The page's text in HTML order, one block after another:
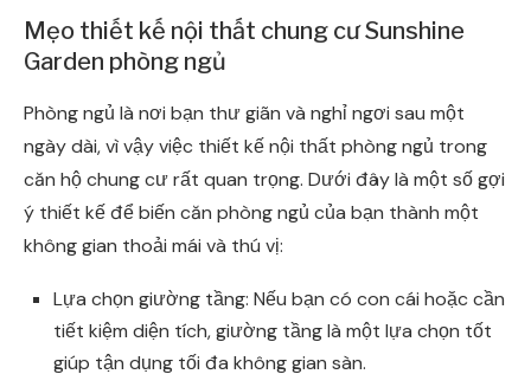
Mẹo thiết kế nội thất chung cư Sunshine
Garden phòng ngủ
Phòng ngủ là nơi bạn thư giãn và nghỉ ngơi sau một
ngày dài, vì vậy việc thiết kế nội thất phòng ngủ trong
căn hộ chung cư rất quan trọng. Dưới đây là một số gợi
ý thiết kế để biến căn phòng ngủ của bạn thành một
không gian thoải mái và thú vị:
Lựa chọn giường tầng: Nếu bạn có con cái hoặc cần
tiết kiệm diện tích, giường tầng là một lựa chọn tốt
giúp tận dụng tối đa không gian sàn.